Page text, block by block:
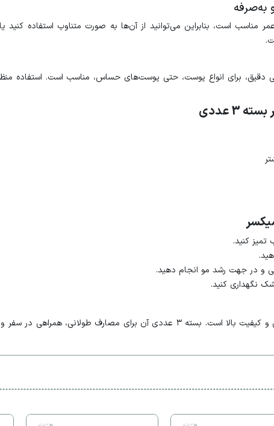
برای انواع پوست، حتی پوست‌های حساس، مناسب است. استفاده
عددی
تمیز کنید.
و در جهت رشد مو انجام دهید.
نگهداری کنید.
تیغ ابرو و صورت میکسر، ترکیبی از دقت، ایمنی و کیفیت بالا است. بسته ۳